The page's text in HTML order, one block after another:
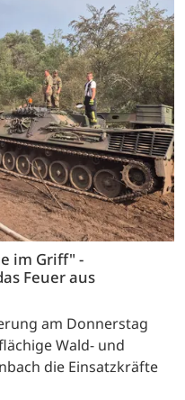
im Griff" -
Feuer aus
am Donnerstag
Wald- und
die Einsatzkräfte